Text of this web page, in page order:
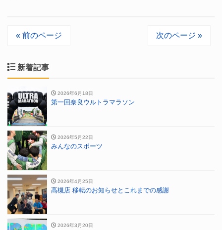
« 前のページ 次のページ »
新着記事
2026年6月18日
第一回奈良ウルトラマラソン
2026年5月22日
みんなのスポーツ
2026年4月25日
高槻店 移転のお知らせとこれまでの感謝
2026年3月20日